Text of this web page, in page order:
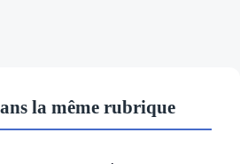
la même rubrique